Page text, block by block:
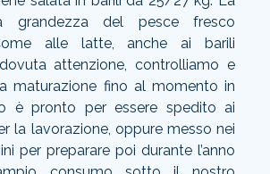
grandezza del pesce fresco
alle latte, anche ai barili
attenzione, controlliamo e
maturazione fino al momento in
è pronto per essere spedito ai
la lavorazione, oppure messo nei
per preparare poi durante l’anno